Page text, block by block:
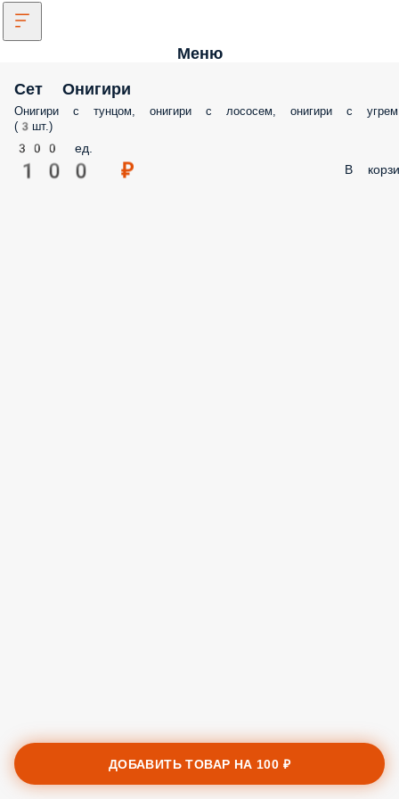
Меню
Сет Онигири
Онигири с тунцом, онигири с лососем, онигири с
(3шт.)
300 ед.
100 ₽ В
ДОБАВИТЬ ТОВАР НА 100 ₽